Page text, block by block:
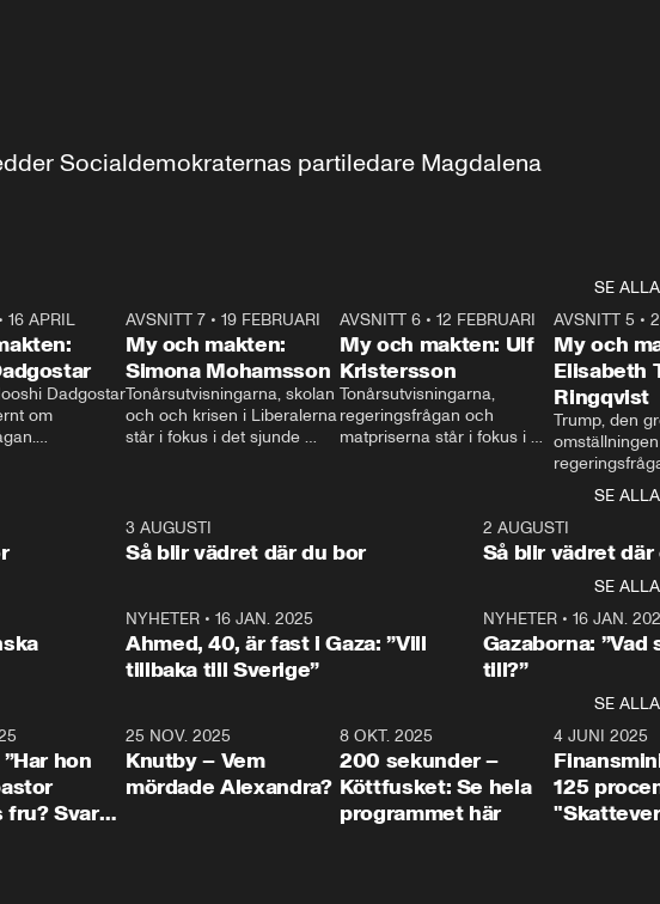
Socialdemokraternas partiledare Magdalena
SE ALLA
16 APRIL
Dadgostar
om
i val. Ska vi
sitter vi förstås
24:30
AVSNITT 7• 19 FEBRUARI
My och makten:
Simona Mohamsson
Tonårsutvisningarna, skolan
och och krisen i Liberalerna
står i fokus i det sjunde
kommentator My
Rohwedder ställer
utbildnings- och
Mohamsson till svars.
27:30
AVSNITT 6 •12 FEBRUARI
My och makten: Ulf
Kristersson
Tonårsutvisningarna,
regeringsfrågan och
matpriserna står i fokus i
Rohwedder ställer
statsminister Ulf Kristersson
AVSNITT 5 •
My och
Elisabeth
Ringqvist
Trump, den
centrum i
avsnittet av
Makten”. Se
Aftonbladets
Rohwedder
Thand Ring
SE ALLA
3 AUGUSTI
Så blir vädret där du bor
2 AUGUSTI
Så blir vädret där
SE ALLA
NYHETER• 16 JAN. 2025
Ahmed, 40, är fast i Gaza: ”Vill
tillbaka till Sverige”
NYHETER• 16 JAN.
Gazaborna:
till?”
SE ALLA
hon
fru? Svar
31:05
25 NOV. 2025
Knutby – Vem
mördade Alexandra?
4:29
8 OKT. 2025
200 sekunder –
Köttfusket: Se hela
programmet här
4 JUNI 2025
125